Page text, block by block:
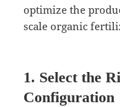
optimize the
scale organic
1. Select the
Configuration